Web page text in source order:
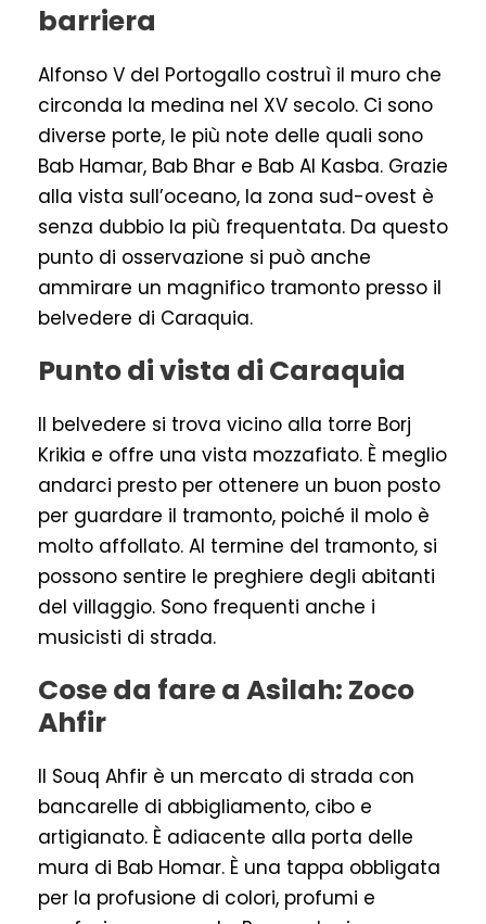
barriera
Alfonso V del Portogallo costruì il muro che
circonda la medina nel XV secolo. Ci sono
diverse porte, le più note delle quali sono
Bab Hamar, Bab Bhar e Bab Al Kasba. Grazie
alla vista sull’oceano, la zona sud-ovest è
senza dubbio la più frequentata. Da questo
punto di osservazione si può anche
ammirare un magnifico tramonto presso il
belvedere di Caraquia.
Punto di vista di Caraquia
Il belvedere si trova vicino alla torre Borj
Krikia e offre una vista mozzafiato. È meglio
andarci presto per ottenere un buon posto
per guardare il tramonto, poiché il molo è
molto affollato. Al termine del tramonto, si
possono sentire le preghiere degli abitanti
del villaggio. Sono frequenti anche i
musicisti di strada.
Cose da fare a Asilah: Zoco
Ahfir
Il Souq Ahfir è un mercato di strada con
bancarelle di abbigliamento, cibo e
artigianato. È adiacente alla porta delle
mura di Bab Homar. È una tappa obbligata
per la profusione di colori, profumi e